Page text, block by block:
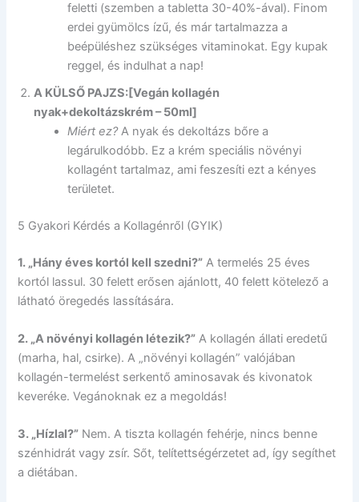
feletti (szemben a tabletta 30-40%-ával). Finom
erdei gyümölcs ízű, és már tartalmazza a
beépüléshez szükséges vitaminokat. Egy kupak
reggel, és indulhat a nap!
A KÜLSŐ PAJZS:[Vegán kollagén
nyak+dekoltázskrém – 50ml]
Miért ez?A nyak és dekoltázs bőre a
legárulkodóbb. Ez a krém speciális növényi
kollagént tartalmaz, ami feszesíti ezt a kényes
területet.
5 Gyakori Kérdés a Kollagénről (GYIK)
1. „Hány éves kortól kell szedni?” A termelés 25 éves
kortól lassul. 30 felett erősen ajánlott, 40 felett kötelező a
látható öregedés lassítására.
2. „A növényi kollagén létezik?” A kollagén állati eredetű
(marha, hal, csirke). A „növényi kollagén” valójában
kollagén-termelést serkentő aminosavak és kivonatok
keveréke. Vegánoknak ez a megoldás!
3. „Hízlal?” Nem. A tiszta kollagén fehérje, nincs benne
szénhidrát vagy zsír. Sőt, telítettségérzetet ad, így segíthet
a diétában.